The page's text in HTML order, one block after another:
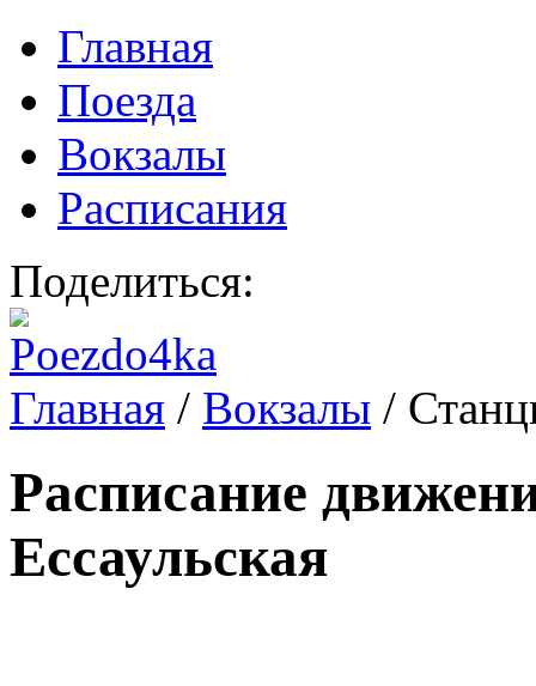
Главная
Поезда
Вокзалы
Расписания
Поделиться:
Главная / Вокзалы /
Расписание
Ессаульская